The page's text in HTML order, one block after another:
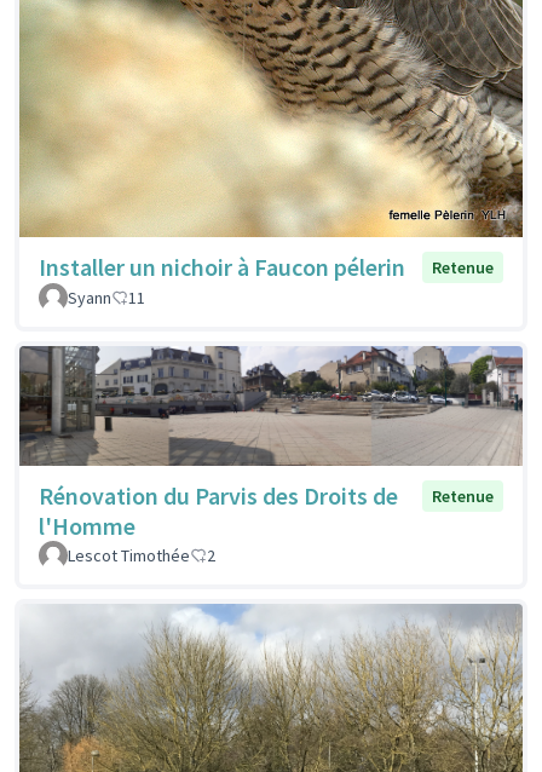
Installer un nichoir à Faucon pélerin
Retenue
Syann
11
Rénovation du Parvis des Droits de
l'Homme
Retenue
Lescot Timothée 2